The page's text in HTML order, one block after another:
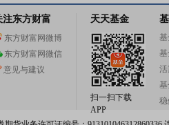
注东方财富
东方财富网微博
东方财富网微信
意见与建议
天天基金
扫一扫下载
APP
活